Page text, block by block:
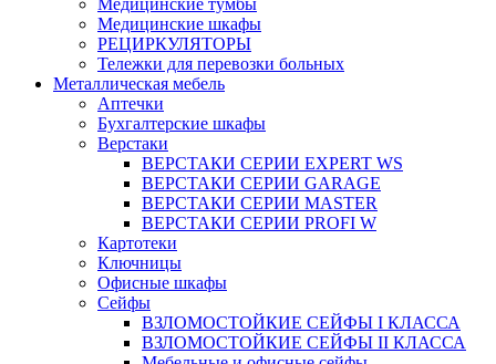
Медицинские тумбы
Медицинские шкафы
РЕЦИРКУЛЯТОРЫ
Тележки для перевозки больных
Металлическая мебель
Аптечки
Бухгалтерские шкафы
Верстаки
ВЕРСТАКИ СЕРИИ EXPERT WS
ВЕРСТАКИ СЕРИИ GARAGE
ВЕРСТАКИ СЕРИИ MASTER
ВЕРСТАКИ СЕРИИ PROFI W
Картотеки
Ключницы
Офисные шкафы
Сейфы
ВЗЛОМОСТОЙКИЕ СЕЙФЫ I КЛАССА
ВЗЛОМОСТОЙКИЕ СЕЙФЫ II КЛАССА